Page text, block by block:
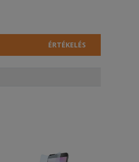
ÉRTÉKELÉS